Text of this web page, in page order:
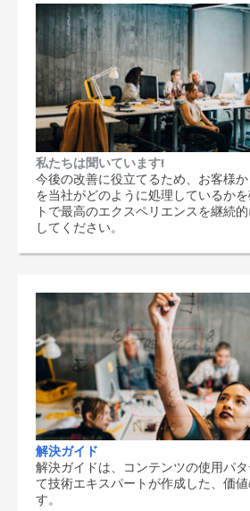
私たちは聞いています!
今後の改善に役立てるため、お客様
を当社がどのように処理しているか
トで最高のエクスペリエンスを継続
してください。
解決ガイド
解決ガイドは、コンテンツの使用パ
て技術エキスパートが作成した、価
す。